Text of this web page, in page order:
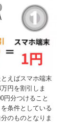
えばスマホ端末
円を割引しま
円分つけること
条件としている
のものとなりま